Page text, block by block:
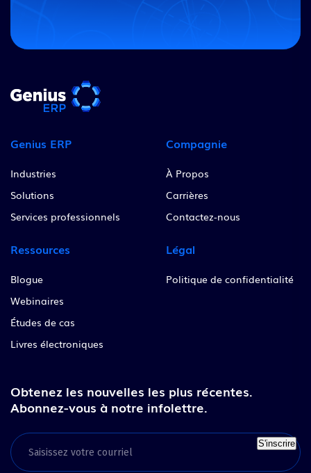
Genius ERP
Industries
Solutions
Services professionnels
Compagnie
À Propos
Carrières
Contactez-nous
Ressources
Blogue
Webinaires
Études de cas
Livres électroniques
Légal
Politique de confidentialité
Obtenez les nouvelles les plus récentes.
Abonnez-vous à notre infolettre.
Email S'inscrire